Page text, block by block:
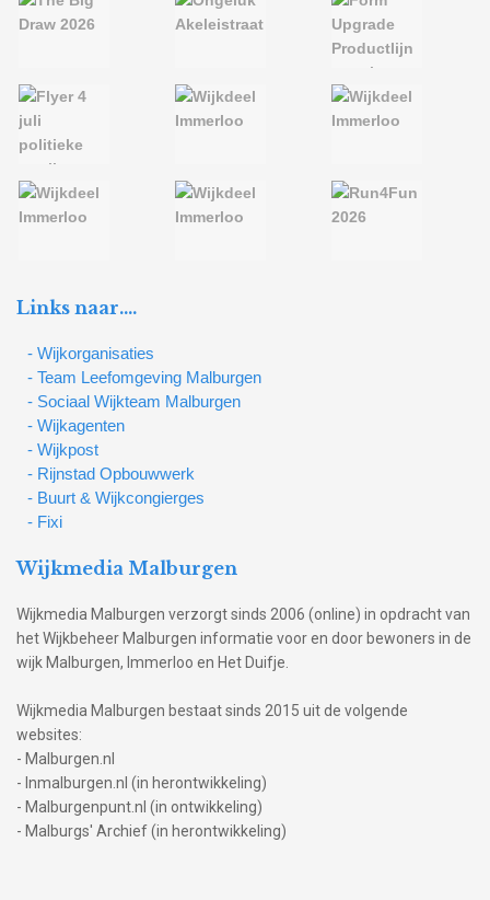
Links naar….
- Wijkorganisaties
- Team Leefomgeving Malburgen
- Sociaal Wijkteam Malburgen
- Wijkagenten
- Wijkpost
- Rijnstad Opbouwwerk
- Buurt & Wijkcongierges
- Fixi
Wijkmedia Malburgen
Wijkmedia Malburgen verzorgt sinds 2006 (online) in opdracht van
het Wijkbeheer Malburgen informatie voor en door bewoners in de
wijk Malburgen, Immerloo en Het Duifje.
Wijkmedia Malburgen bestaat sinds 2015 uit de volgende
websites:
- Malburgen.nl
- Inmalburgen.nl (in herontwikkeling)
- Malburgenpunt.nl (in ontwikkeling)
- Malburgs' Archief (in herontwikkeling)